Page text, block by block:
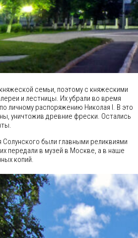
семьи, поэтому с княжескими
и лестницы. Их убрали во время
личному распоряжению Николая I. В это
уничтожив древние фрески. Остались
были главными реликвиями
передали в музей в Москве, а в наше
копий.